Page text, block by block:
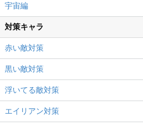
宇宙編
対策キャラ
赤い敵対策
黒い敵対策
浮いてる敵対策
エイリアン対策